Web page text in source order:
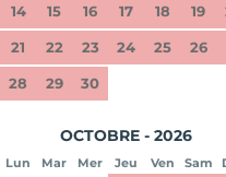
14 15 16 17 18 19
21 22 23 24 25 26
28 29 30
OCTOBRE - 2026
Lun Mar Mer Jeu Ven Sam